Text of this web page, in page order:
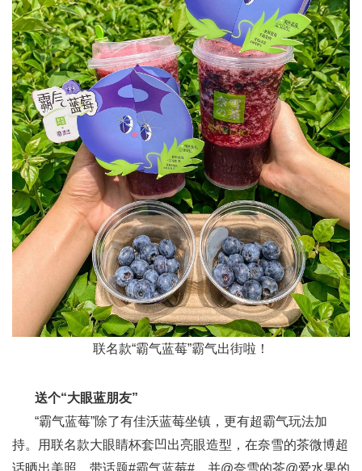
联名款“霸气蓝莓”霸气出街啦！
送个“大眼蓝朋友”
“霸气蓝莓”除了有佳沃蓝莓坐镇，更有超霸气玩法加
持。用联名款大眼睛杯套凹出亮眼造型，在奈雪的茶微博超
话晒出美照，带话题#霸气蓝莓#，并@奈雪的茶@爱水果的